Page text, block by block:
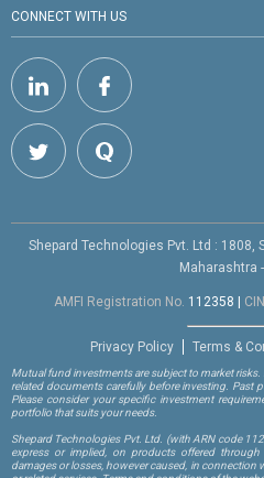
CONNECT WITH US
Shepard Technologies Pvt. Ltd : 1808,
Maharashtra
AMFI Registration No. 112358
Privacy Policy Terms &
Mutual fund investments are subject to market
related documents carefully before investing. Past
Please consider your specific investment
portfolio that suits your needs.
Shepard Technologies Pvt. Ltd. (with ARN code
express or implied, on products offered
damages or losses, however caused, in connection